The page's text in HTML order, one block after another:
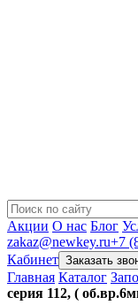
Акции О нас Блог
zakaz@newkey.ru+7
Кабинет Заказать
Главная Каталог
серия 112, (